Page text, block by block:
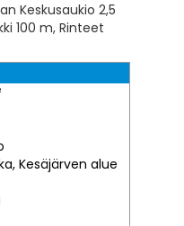
Keskusaukio 2,5
100 m, Rinteet
Kesäjärven alue